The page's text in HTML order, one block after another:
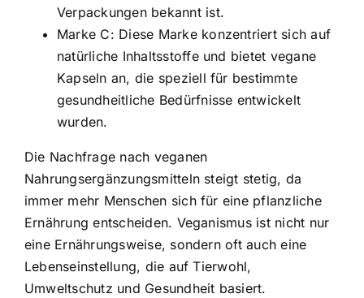
Verpackungen bekannt ist.
Marke C: Diese Marke konzentriert sich auf
natürliche Inhaltsstoffe und bietet vegane
Kapseln an, die speziell für bestimmte
gesundheitliche Bedürfnisse entwickelt
wurden.
Die Nachfrage nach veganen
Nahrungsergänzungsmitteln steigt stetig, da
immer mehr Menschen sich für eine pflanzliche
Ernährung entscheiden. Veganismus ist nicht nur
eine Ernährungsweise, sondern oft auch eine
Lebenseinstellung, die auf Tierwohl,
Umweltschutz und Gesundheit basiert.